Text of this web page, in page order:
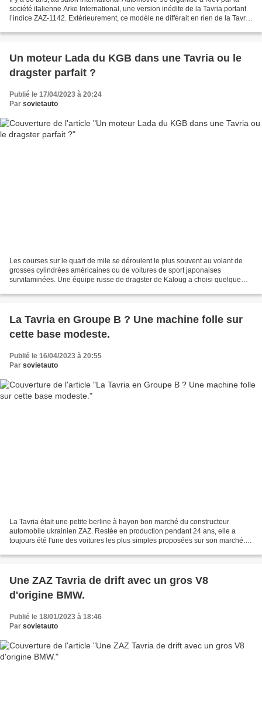
société italienne Arke International, une version inédite de la Tavria portant
l’indice ZAZ-1142. Extérieurement, ce modèle ne différait en rien de la Tavria
Un moteur Lada du KGB dans une Tavria ou le
dragster parfait ?
Publié le 17/04/2023 à 20:24
Par sovietauto
Les courses sur le quart de mile se déroulent le plus souvent au volant de
grosses cylindrées américaines ou de voitures de sport japonaises
survitaminées. Une équipe russe de dragster de Kaloug a choisi quelque
La Tavria en Groupe B ? Une machine folle sur
cette base modeste.
Publié le 16/04/2023 à 20:55
Par sovietauto
La Tavria était une petite berline à hayon bon marché du constructeur
automobile ukrainien ZAZ. Restée en production pendant 24 ans, elle a
toujours été l'une des voitures les plus simples proposées sur son marché.
Une ZAZ Tavria de drift avec un gros V8
d'origine BMW.
Publié le 18/01/2023 à 18:46
Par sovietauto